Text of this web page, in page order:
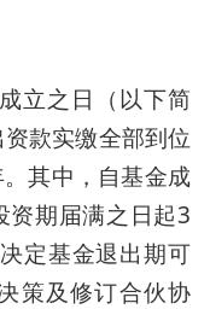
立之日（以下简
款实缴全部到位
其中，自基金成
资期届满之日起3
定基金退出期可
策及修订合伙协